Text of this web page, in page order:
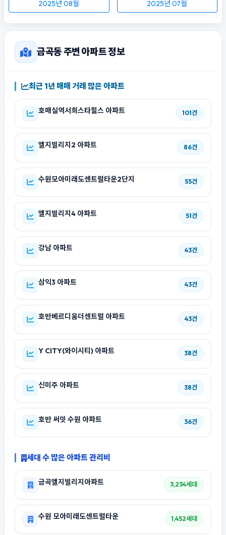
2025년 08월 2025년 07월
금곡동 주변 아파트 정보
최근 1년 매매 거래 많은 아파트
호매실역서희스타힐스 아파트 101건
엘지빌리지2 아파트 86건
수원모아미래도센트럴타운2단지 55건
엘지빌리지4 아파트 51건
강남 아파트 43건
삼익3 아파트 43건
호반베르디움더센트럴 아파트 43건
Y CITY(와이시티) 아파트 38건
신미주 아파트 38건
호반 써밋 수원 아파트 36건
세대 수 많은 아파트 관리비
금곡엘지빌리지아파트 3,234세대
수원 모아미래도센트럴타운 1,452세대